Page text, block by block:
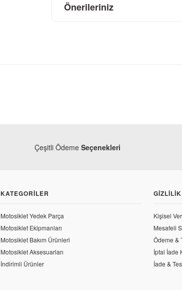
Önerileriniz
Bajaj Pulsar 200 NS Far
Çeşitli Ödeme Seçenekleri
KATEGORILER
Motosiklet Yedek Parça
Motosiklet Ekipmanları
Motosiklet Bakım Ürünleri
Motosiklet Aksesuarları
İndirimli Ürünler
Kişisel
Mesafeli
Ödeme &
İptal İade
İade &